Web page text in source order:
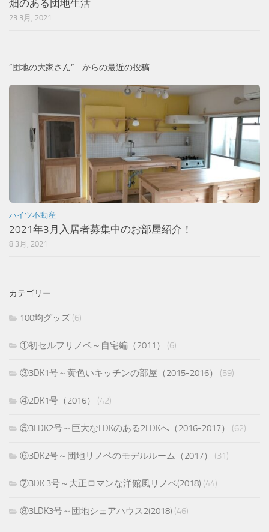
畑のある団地生活
23 3月, 2021
”団地の大家さん” からの最近の投稿
ハイツ不動産
2021年3月入居者募集中のお部屋紹介！
8 3月, 2021
カテゴリー
100均グッズ (6)
①初セルフリノベ～自宅編（2011） (6)
③3DK1号～黄色いキッチンの部屋（2015-2016） (59)
④2DK1号（2016） (42)
⑤3LDK2号～巨大なLDKのある2LDKへ（2016-2017） (62)
⑥3DK2号～団地リノベのモデルルーム（2017） (31)
⑦3DK 3号～大正ロマンな洋館風リノベ(2018) (44)
⑧3LDK3号～団地シェアハウス2(2018) (46)